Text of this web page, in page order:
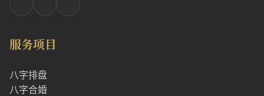
服务项目
八字排盘
八字合婚